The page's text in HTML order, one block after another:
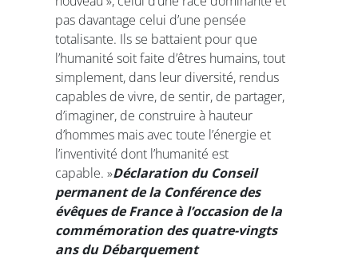
pas davantage celui d’une pensée
totalisante. Ils se battaient pour que
l’humanité soit faite d’êtres humains, tout
simplement, dans leur diversité, rendus
capables de vivre, de sentir, de partager,
d’imaginer, de construire à hauteur
d’hommes mais avec toute l’énergie et
l’inventivité dont l’humanité est
capable. »Déclaration du Conseil
permanent de la Conférence des
évêques de France à l’occasion de la
commémoration des quatre-vingts
ans du Débarquement